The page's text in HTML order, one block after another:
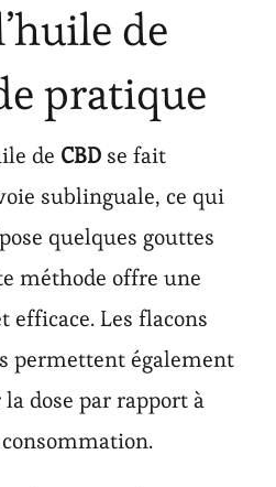
de
pratique
de CBD se fait
sublinguale, ce qui
quelques gouttes
méthode offre une
efficace. Les flacons
permettent également
dose par rapport à